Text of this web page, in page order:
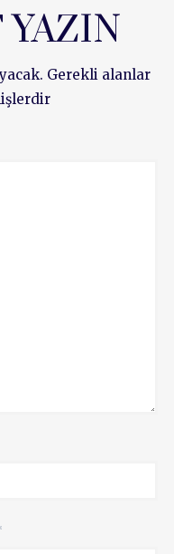
YAZIN
Gerekli alanlar